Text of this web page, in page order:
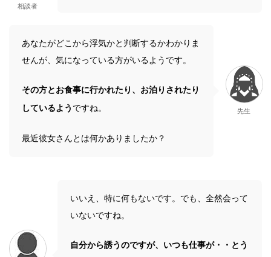
相談者
あなたがどこから浮気かと判断するかわかりま
せんが、気になっている方がいるようです。
その方とお食事に行かれたり、お泊りされたり
しているよう ですね。
最近彼女さんとは何かありましたか？
先生
いいえ、特に何もないです。でも、全然会って
いないですね。
自分から誘うのですが、いつも仕事が・・とう